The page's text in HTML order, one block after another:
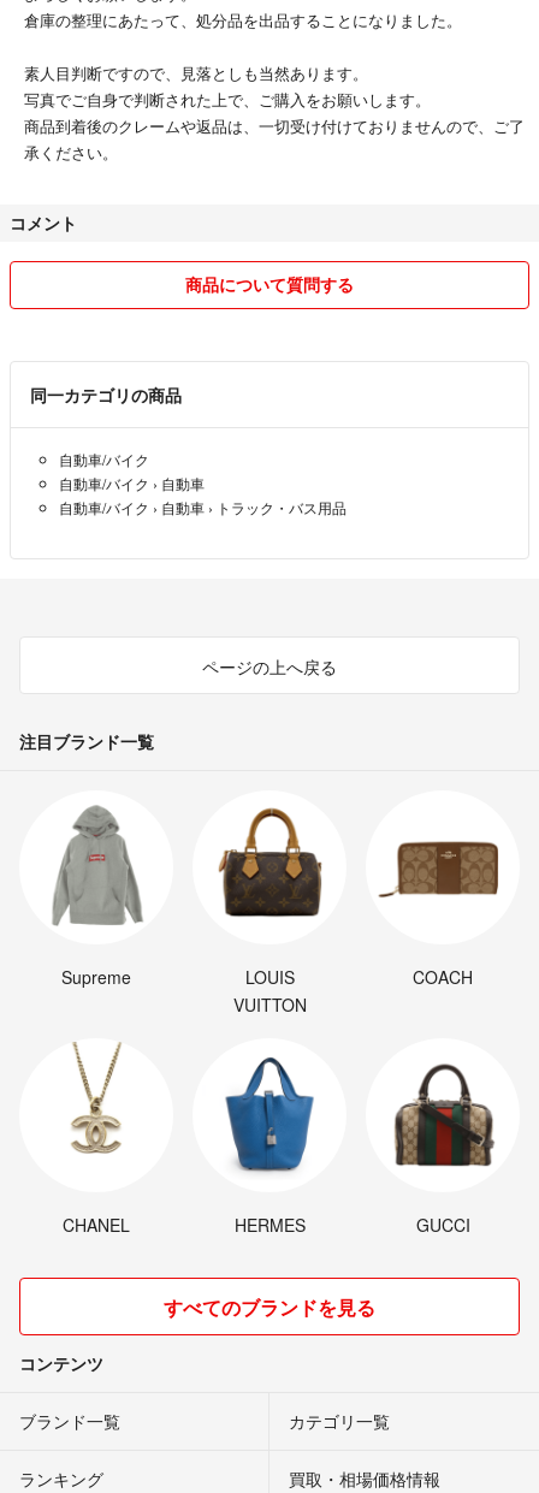
倉庫の整理にあたって、処分品を出品することになりました。
素人目判断ですので、見落としも当然あります。
写真でご自身で判断された上で、ご購入をお願いします。
商品到着後のクレームや返品は、一切受け付けておりませんので、ご了
承ください。
コメント
商品について質問する
同一カテゴリの商品
自動車/バイク
自動車/バイク › 自動車
自動車/バイク › 自動車 › トラック・バス用品
ページの上へ戻る
注目ブランド一覧
Supreme
LOUIS
VUITTON
COACH
CHANEL HERMES GUCCI
すべてのブランドを見る
コンテンツ
ブランド一覧 カテゴリ一覧
ランキング 買取・相場価格情報